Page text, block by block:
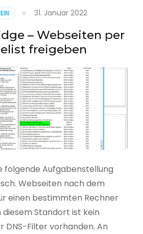
(UPN)
im
Active
Directory
31. Januar 2022
– Webseiten per
freigeben
folgende Aufgabenstellung
Webseiten nach dem
einen bestimmten Rechner
Standort ist kein
DNS-Filter vorhanden. An